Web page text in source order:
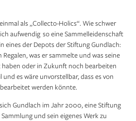
als „Collecto-­Holics“. Wie schwer
auf­wendig so eine Sammelleidenschaft
eines der Depots der Stiftung Gundlach:
was er sammelte und was seine
oder in Zukunft noch bearbeiten
und es wäre unvorstellbar, dass es von
werden könnte.
Gundlach im Jahr 2000, eine Stiftung
und sein eigenes Werk zu